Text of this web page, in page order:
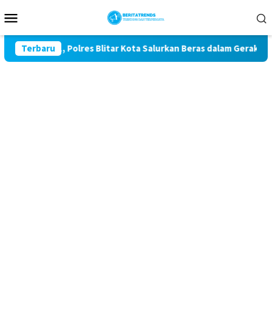
ke
Mobile
Terbaru
ke-81, Polres Blitar Kota Salurkan Beras dalam Gerakan Pangan